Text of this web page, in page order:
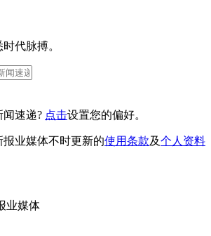
代脉搏。
闻速递? 点击设置您的偏好。
业媒体不时更新的使用条款及个人资料
业媒体